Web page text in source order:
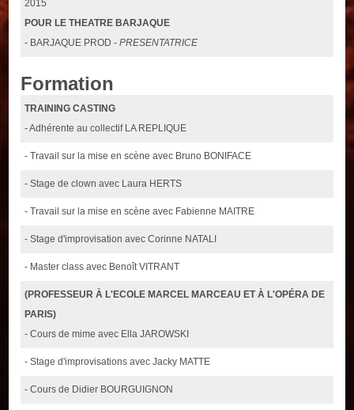
2015
POUR LE THEATRE BARJAQUE
- BARJAQUE PROD -PRESENTATRICE
Formation
TRAINING CASTING
- Adhérente au collectif LA REPLIQUE
- Travail sur la mise en scène avec Bruno BONIFACE
- Stage de clown avec Laura HERTS
- Travail sur la mise en scène avec Fabienne MAITRE
- Stage d'improvisation avec Corinne NATALI
- Master class avec Benoît VITRANT
(PROFESSEUR À L'ECOLE MARCEL MARCEAU ET À L'OPÉRA DE
PARIS)
- Cours de mime avec Ella JAROWSKI
- Stage d'improvisations avec Jacky MATTE
- Cours de Didier BOURGUIGNON